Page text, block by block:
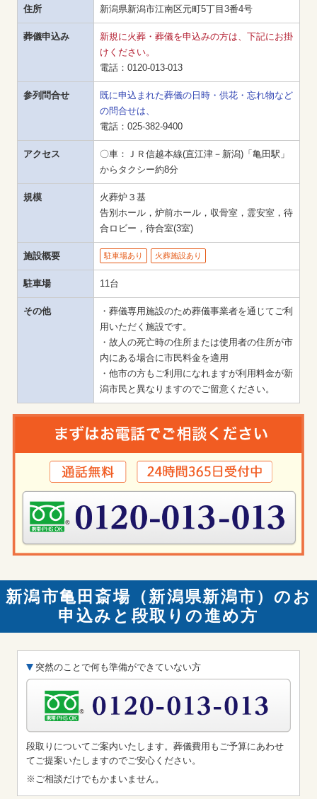
住所 新潟県新潟市江南区元町5丁目3番4号
葬儀申込み
新規に火葬・葬儀を申込みの方は、下記にお掛
けください。
電話： 0120-013-013
参列問合せ
既に申込まれた葬儀の日時・供花・忘れ物など
の問合せは、
電話： 025-382-9400
アクセス
〇車：ＪＲ信越本線(直江津－新潟)「亀田駅」
からタクシー約8分
規模
火葬炉３基
告別ホール，炉前ホール，収骨室，霊安室，待
合ロビー，待合室(3室)
施設概要 駐車場あり 火葬施設あり
駐車場 11台
その他
・葬儀専用施設のため葬儀事業者を通じてご利
用いただく施設です。
・故人の死亡時の住所または使用者の住所が市
内にある場合に市民料金を適用
・他市の方もご利用になれますが利用料金が新
潟市民と異なりますのでご留意ください。
新潟市亀田斎場（新潟県新潟市）のお
申込みと段取りの進め方
突然のことで何も準備ができていない方
段取りについてご案内いたします。葬儀費用もご予算にあわせ
てご提案いたしますのでご安心ください。
※ご相談だけでもかまいません。